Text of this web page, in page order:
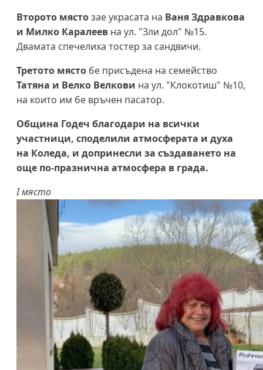
Второто мястозае украсата на Ваня Здравкова
и Милко Каралеев на ул. "Зли дол" №15.
Двамата спечелиха тостер за сандвичи.
Третото място бе присъдена на семейство
Татяна и Велко Велкови на ул. "Клокотиш" №10,
на които им бе връчен пасатор.
Община Годеч благодари на всички
участници, споделили атмосферата и духа
на Коледа, и допринесли за създаването на
още по-празнична атмосфера в града.
I място